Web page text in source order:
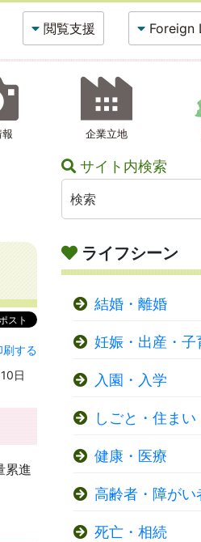
閲覧支援 Foreign
企業立地
刷する
日
累進
サイト内検索
ライフシーン
結婚・離婚
妊娠・出産・子
入園・入学
しごと・住まい
健康・医療
高齢者・障がい
死亡・相続